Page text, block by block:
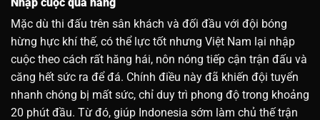
Mặc dù thi đấu trên sân khách và đối đầu với đội bóng
hừng hực khí thế, có thể lực tốt nhưng Việt Nam lại nhập
cuộc theo cách rất hăng hái, nôn nóng tiếp cận trận đấu và
căng hết sức ra để đá. Chính điều này đã khiến đội tuyển
nhanh chóng bị mất sức, chỉ duy trì phong độ trong khoảng
20 phút đầu. Từ đó, giúp Indonesia sớm làm chủ thế trận